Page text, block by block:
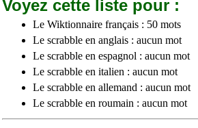
Voyez cette liste pour :
Le Wiktionnaire français : 50 mots
Le scrabble en anglais : aucun mot
Le scrabble en espagnol : aucun mot
Le scrabble en italien : aucun mot
Le scrabble en allemand : aucun mot
Le scrabble en roumain : aucun mot